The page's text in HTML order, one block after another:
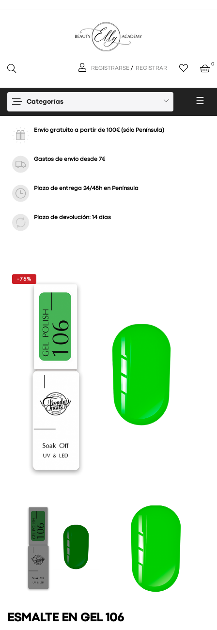
REGISTRARSE / REGISTRAR
0
Categorías ☰
Envío gratuito a partir de 100€ (sólo Península)
Gastos de envío desde 7€
Plazo de entrega 24/48h en Península
Plazo de devolución: 14 días
-75%
ESMALTE EN GEL 106